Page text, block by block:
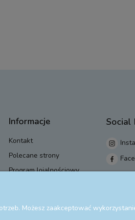
Informacje
Kontakt
Polecane strony
Program lojalnościowy
Social
Możesz zaakceptować